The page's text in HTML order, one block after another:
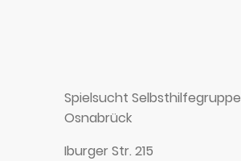
Spielsucht Selbsthilfegruppe
Osnabrück
Iburger Str. 215